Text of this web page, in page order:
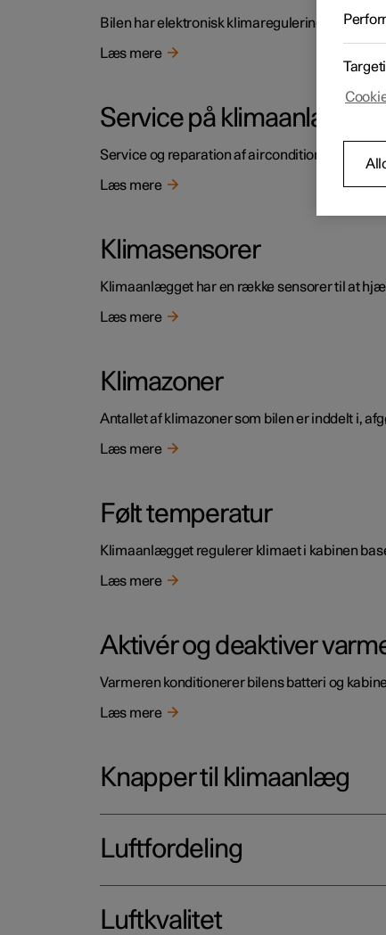
Bilen har elektronisk klimaregulering.
Læs mere
Service på klimaanlæg
Service og reparation af aircondition-
Læs mere
Klimasensorer
Klimaanlægget har en række sensorer til at
Læs mere
Klimazoner
Antallet af klimazoner som bilen er inddelt i,
Læs mere
Følt temperatur
Klimaanlægget regulerer klimaet i kabinen
Læs mere
Aktivér og deaktiver
Varmeren konditionerer bilens batteri og
Læs mere
Knapper til klimaanlæg
Luftfordeling
Luftkvalitet